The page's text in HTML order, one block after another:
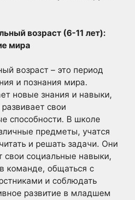
возраст (6-11 лет):
мира
возраст – это период
и познания мира.
новые знания и навыки,
свои
способности. В школе
предметы, учатся
и решать задачи. Они
свои социальные навыки,
команде, общаться с
и соблюдать
развитие в младшем